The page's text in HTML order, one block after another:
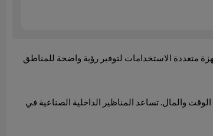
متعددة الاستخدامات لتوفير رؤية واضحة للمناطق
والمال. تساعد المناظير الداخلية الصناعية في